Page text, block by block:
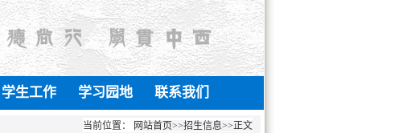
学生工作 学习园地 联系我们
当前位置： 网站首页>>招生信息>>正文